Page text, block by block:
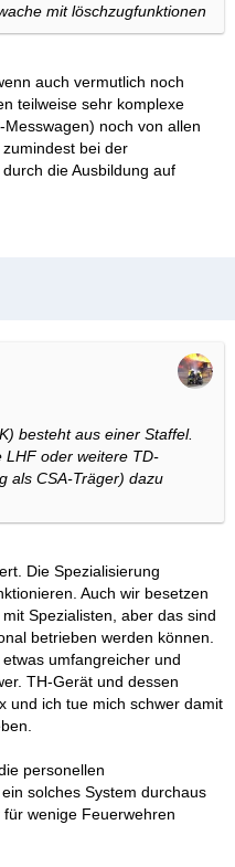
mit löschzugfunktionen
auch vermutlich noch
teilweise sehr komplexe
noch von allen
bei der
die Ausbildung auf
besteht aus einer Staffel.
LHF oder weitere TD-
als CSA-Träger) dazu
Die Spezialisierung
Auch wir besetzen
Spezialisten, aber das sind
betrieben werden können.
umfangreicher und
TH-Gerät und dessen
und ich tue mich schwer damit
personellen
solches System durchaus
wenige Feuerwehren